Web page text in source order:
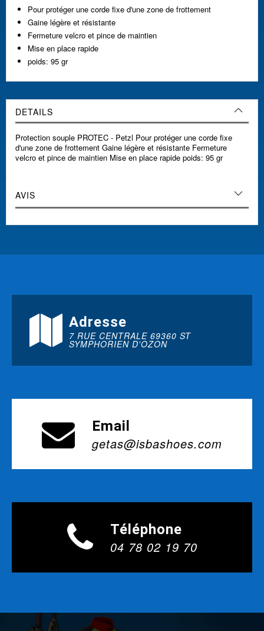
Pour protéger une corde fixe d'une zone de frottement
Gaine légère et résistante
Fermeture velcro et pince de maintien
Mise en place rapide
poids: 95 gr
DETAILS
Protection souple PROTEC - Petzl Pour protéger une corde fixe
d'une zone de frottement Gaine légère et résistante Fermeture
velcro et pince de maintien Mise en place rapide poids: 95 gr
AVIS
Adresse
7 RUE CENTRALE 69360 ST
SYMPHORIEN D'OZON
Email
getas@isbashoes.com
Téléphone
04 78 02 19 70